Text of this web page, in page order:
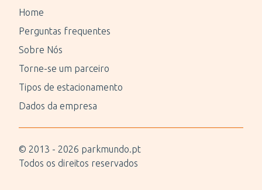
Home
Perguntas frequentes
Sobre Nós
Torne-se um parceiro
Tipos de estacionamento
Dados da empresa
© 2013 - 2026 parkmundo.pt
Todos os direitos reservados